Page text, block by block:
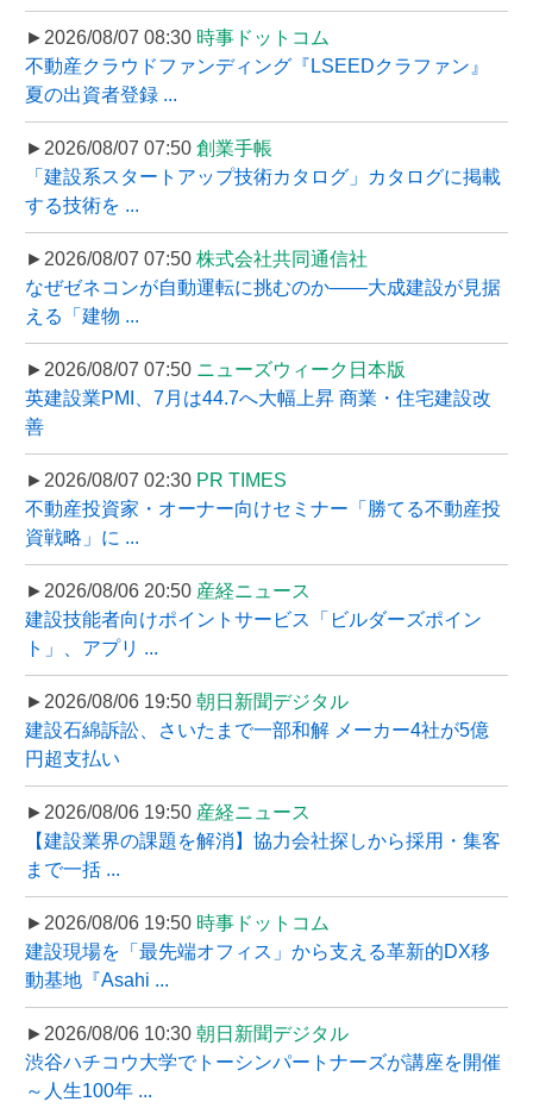
►2026/08/07 08:30 時事ドットコム
不動産クラウドファンディング『LSEEDクラファン』
夏の出資者登録 ...
►2026/08/07 07:50 創業手帳
「建設系スタートアップ技術カタログ」カタログに掲載
する技術を ...
►2026/08/07 07:50 株式会社共同通信社
なぜゼネコンが自動運転に挑むのか――大成建設が見据
える「建物 ...
►2026/08/07 07:50 ニューズウィーク日本版
英建設業PMI、7月は44.7へ大幅上昇 商業・住宅建設改
善
►2026/08/07 02:30 PR TIMES
不動産投資家・オーナー向けセミナー「勝てる不動産投
資戦略」に ...
►2026/08/06 20:50 産経ニュース
建設技能者向けポイントサービス「ビルダーズポイン
ト」、アプリ ...
►2026/08/06 19:50 朝日新聞デジタル
建設石綿訴訟、さいたまで一部和解 メーカー4社が5億
円超支払い
►2026/08/06 19:50 産経ニュース
【建設業界の課題を解消】協力会社探しから採用・集客
まで一括 ...
►2026/08/06 19:50 時事ドットコム
建設現場を「最先端オフィス」から支える革新的DX移
動基地『Asahi ...
►2026/08/06 10:30 朝日新聞デジタル
渋谷ハチコウ大学でトーシンパートナーズが講座を開催
～人生100年 ...